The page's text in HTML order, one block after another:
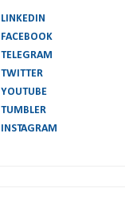
LINKEDIN
FACEBOOK
TELEGRAM
TWITTER
YOUTUBE
TUMBLER
INSTAGRAM